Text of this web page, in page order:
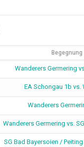
Begegnung
Wanderers Germering
EA Schongau 1b vs.
Wanderers
Wanderers Germering vs.
SG Bad Bayersoien /